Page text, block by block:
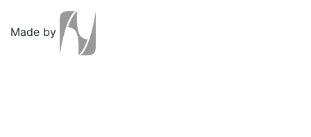
Made by